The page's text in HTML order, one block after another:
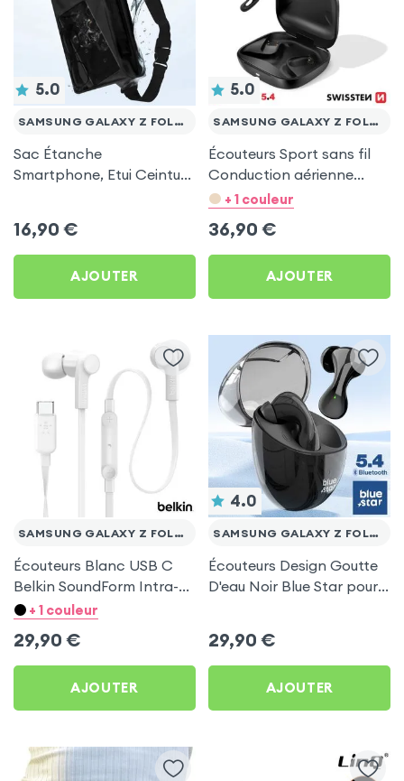
5.0
SAMSUNG GALAXY Z FOLD 5
Sac Étanche
Smartphone, Etui Ceinture
Samsung Galaxy Z Fold 5
16,90 €
AJOUTER
5.0
SAMSUNG GALAXY Z FOLD 5
Écouteurs Sport sans fil
Conduction aérienne
Swissten Run Noir pour
+ 1 couleur
36,90 €
AJOUTER
SAMSUNG GALAXY Z FOLD 5
Écouteurs Blanc USB C
Belkin SoundForm Intra-
auriculaires avec Micro
Fold 5
+ 1 couleur
29,90 €
AJOUTER
4.0
SAMSUNG GALAXY Z FOLD 5
Écouteurs Design Goutte
D'eau Noir Blue Star pour
29,90 €
AJOUTER